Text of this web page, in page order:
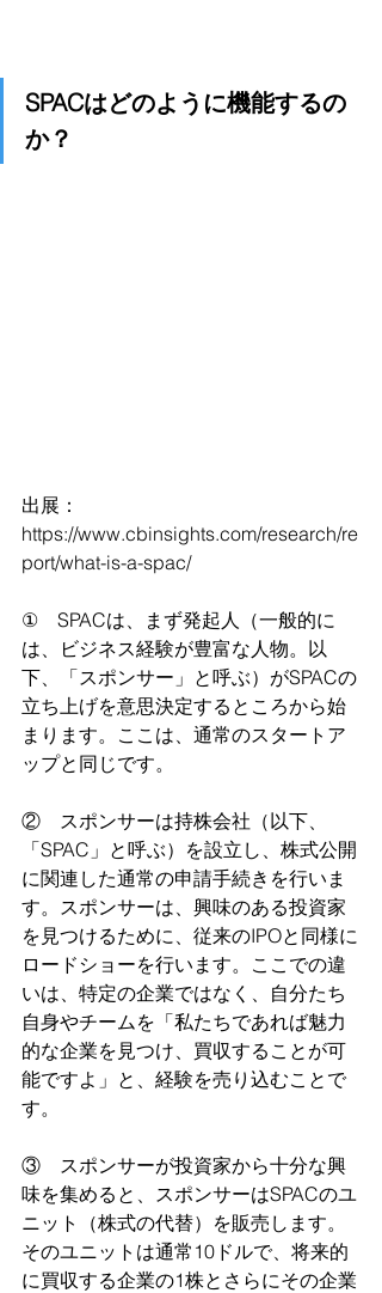
SPACはどのように機能するの
か？
出展：
https://www.cbinsights.com/research/re
port/what-is-a-spac/
①　SPACは、まず発起人（一般的に
は、ビジネス経験が豊富な人物。以
下、「スポンサー」と呼ぶ）がSPACの
立ち上げを意思決定するところから始
まります。ここは、通常のスタートア
ップと同じです。
②　スポンサーは持株会社（以下、
「SPAC」と呼ぶ）を設立し、株式公開
に関連した通常の申請手続きを行いま
す。スポンサーは、興味のある投資家
を見つけるために、従来のIPOと同様に
ロードショーを行います。ここでの違
いは、特定の企業ではなく、自分たち
自身やチームを「私たちであれば魅力
的な企業を見つけ、買収することが可
能ですよ」と、経験を売り込むことで
す。
③　スポンサーが投資家から十分な興
味を集めると、スポンサーはSPACのユ
ニット（株式の代替）を販売します。
そのユニットは通常10ドルで、将来的
に買収する企業の1株とさらにその企業